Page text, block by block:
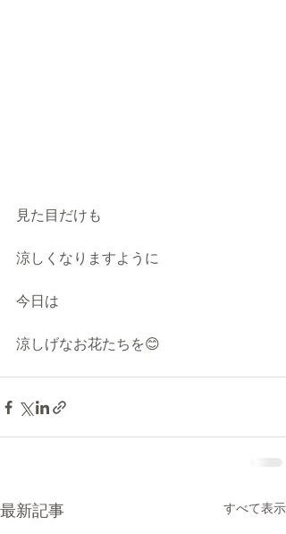
見た目だけも
涼しくなりますように
今日は
涼しげなお花たちを😊
最新記事 すべて表示